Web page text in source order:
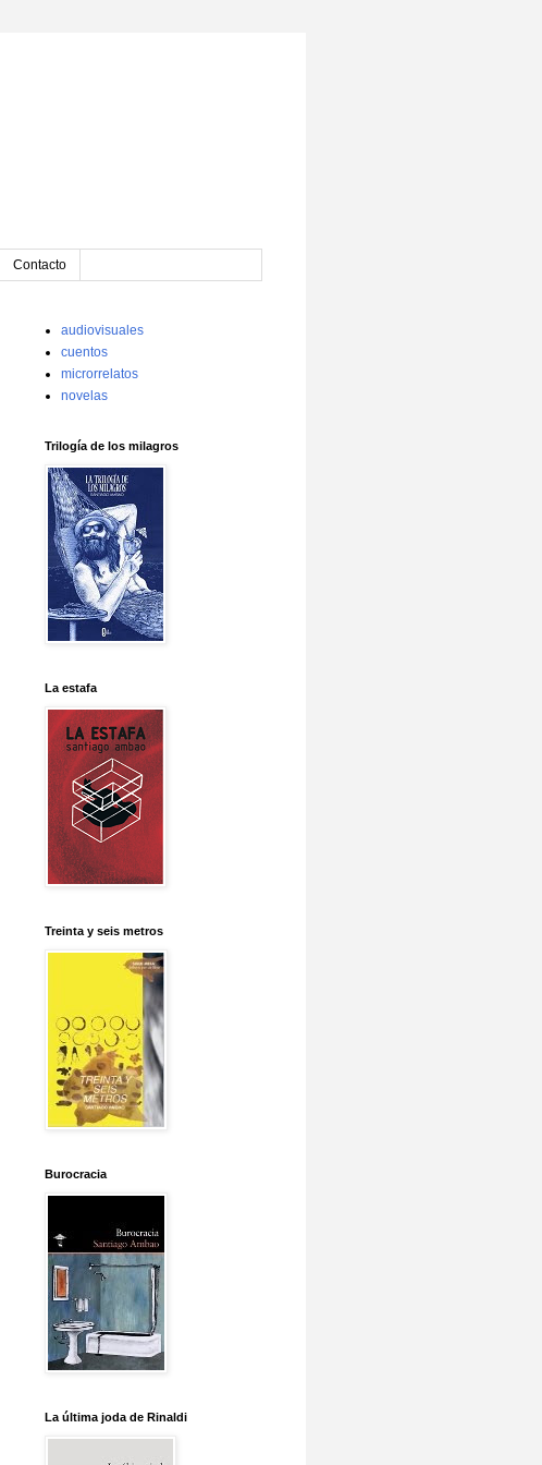
Contacto
audiovisuales
cuentos
microrrelatos
novelas
Trilogía de los milagros
La estafa
Treinta y seis metros
Burocracia
La última joda de Rinaldi